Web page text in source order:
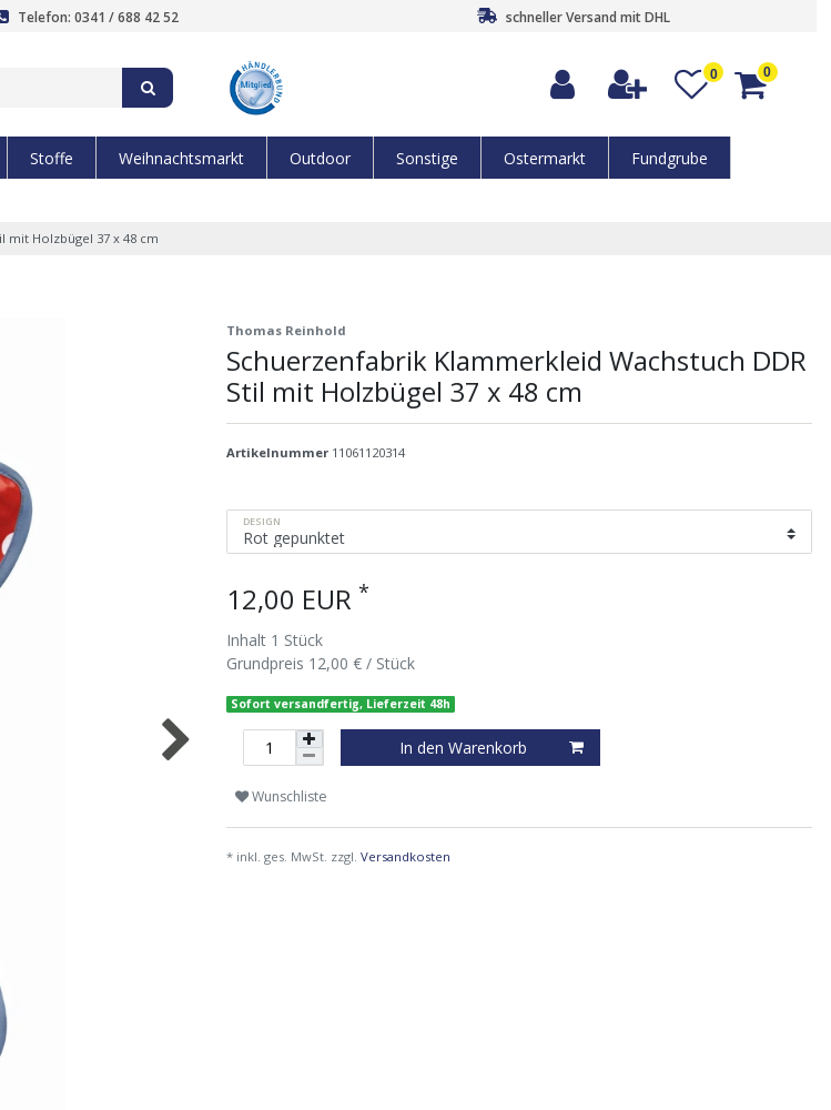
Telefon: 0341 / 688 42 52 schneller Versand mit DHL
0 0
Stoffe Weihnachtsmarkt Outdoor Sonstige Ostermarkt
Fundgrube
mit Holzbügel 37 x 48 cm
Thomas Reinhold
Schuerzenfabrik Klammerkleid Wachstuch DDR
Stil mit Holzbügel 37 x 48 cm
Artikelnummer 11061120314
DESIGN
12,00 EUR *
Inhalt 1 Stück
Grundpreis 12,00 € / Stück
Sofort versandfertig, Lieferzeit 48h
In den Warenkorb
Wunschliste
* inkl. ges. MwSt. zzgl. Versandkosten